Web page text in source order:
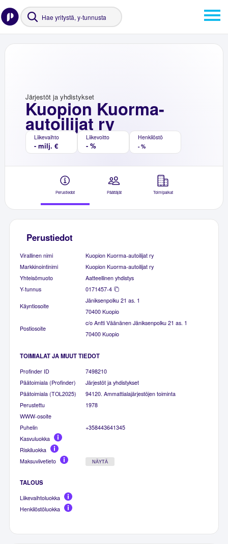
Kuopion Kuorma-
autoilijat ry
Järjestöt ja yhdistykset
Liikevaihto
- milj. €
Liikevoitto
- %
Henkilöstö
- %
Perustiedot Päättäjät Toimipaikat
Perustiedot
Virallinen nimi
Kuopion Kuorma-autoilijat ry
Markkinointinimi
Kuopion Kuorma-autoilijat ry
Yhteisömuoto
Aatteellinen yhdistys
Y-tunnus
0171457-4
Käyntiosoite
Jäniksenpolku 21 as. 1
70400 Kuopio
Postiosoite
c/o Antti Väänänen Jäniksenpolku 21 as. 1
70400 Kuopio
TOIMIALAT JA MUUT TIEDOT
Profinder ID
7498210
Päätoimiala (Profinder)
Järjestöt ja yhdistykset
Päätoimiala (TOL2025)
94120. Ammattialajärjestöjen toiminta
Perustettu
1978
WWW-osoite
Puhelin
+358443641345
Kasvuluokka
Riskiluokka
Maksuviivetieto
NÄYTÄ
TALOUS
Liikevaihtoluokka
Henkilöstöluokka